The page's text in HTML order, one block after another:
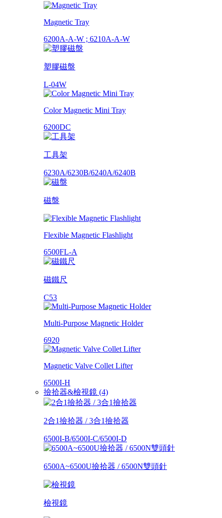
Magnetic Tray
6200A-A-W ; 6210A-A-W
塑膠磁盤
L-04W
Color Magnetic Mini Tray
6200DC
工具架
6230A/6230B/6240A/6240B
磁盤
Flexible Magnetic Flashlight
6500FL-A
磁鐵尺
C53
Multi-Purpose Magnetic Holder
6920
Magnetic Valve Collet Lifter
6500I-H
撿拾器&檢視鏡 (4)
2合1撿拾器 / 3合1撿拾器
6500I-B/6500I-C/6500I-D
6500A~6500U撿拾器 / 6500N雙頭針
檢視鏡